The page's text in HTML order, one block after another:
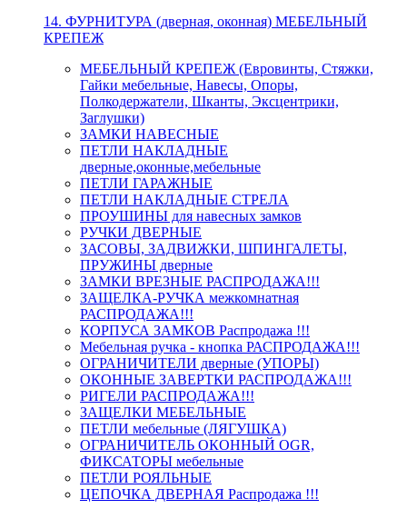
14. ФУРНИТУРА (дверная, оконная) МЕБЕЛЬНЫЙ
КРЕПЕЖ
МЕБЕЛЬНЫЙ КРЕПЕЖ (Евровинты, Стяжки,
Гайки мебельные, Навесы, Опоры,
Полкодержатели, Шканты, Эксцентрики,
Заглушки)
ЗАМКИ НАВЕСНЫЕ
ПЕТЛИ НАКЛАДНЫЕ
дверные,оконные,мебельные
ПЕТЛИ ГАРАЖНЫЕ
ПЕТЛИ НАКЛАДНЫЕ СТРЕЛА
ПРОУШИНЫ для навесных замков
РУЧКИ ДВЕРНЫЕ
ЗАСОВЫ, ЗАДВИЖКИ, ШПИНГАЛЕТЫ,
ПРУЖИНЫ дверные
ЗАМКИ ВРЕЗНЫЕ РАСПРОДАЖА!!!
ЗАЩЕЛКА-РУЧКА межкомнатная
РАСПРОДАЖА!!!
КОРПУСА ЗАМКОВ Распродажа !!!
Мебельная ручка - кнопка РАСПРОДАЖА!!!
ОГРАНИЧИТЕЛИ дверные (УПОРЫ)
ОКОННЫЕ ЗАВЕРТКИ РАСПРОДАЖА!!!
РИГЕЛИ РАСПРОДАЖА!!!
ЗАЩЕЛКИ МЕБЕЛЬНЫЕ
ПЕТЛИ мебельные (ЛЯГУШКА)
ОГРАНИЧИТЕЛЬ ОКОННЫЙ OGR,
ФИКСАТОРЫ мебельные
ПЕТЛИ РОЯЛЬНЫЕ
ЦЕПОЧКА ДВЕРНАЯ Распродажа !!!